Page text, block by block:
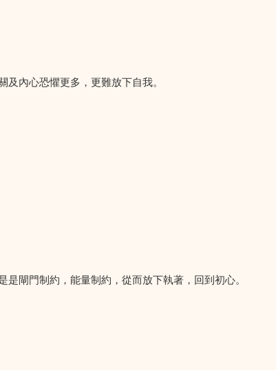
內心恐懼更多，更難放下自我。
閘門制約，能量制約，從而放下執著，回到初心。